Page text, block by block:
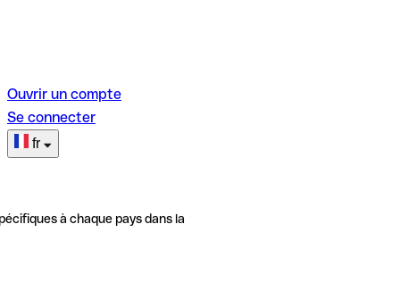
Ouvrir un compte
Se connecter
fr
à chaque pays dans la